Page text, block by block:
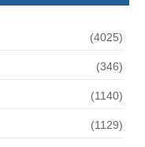
(4025)
(346)
(1140)
(1129)